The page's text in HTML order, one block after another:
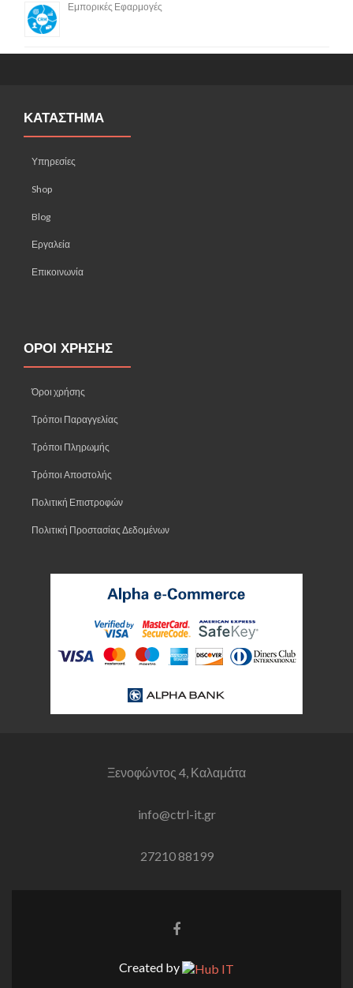
Εμπορικές Εφαρμογές
ΚΑΤΑΣΤΗΜΑ
Υπηρεσίες
Shop
Blog
Εργαλεία
Επικοινωνία
ΟΡΟΙ ΧΡΗΣΗΣ
Όροι χρήσης
Τρόποι Παραγγελίας
Τρόποι Πληρωμής
Τρόποι Αποστολής
Πολιτική Επιστροφών
Πολιτική Προστασίας Δεδομένων
Ξενοφώντος 4, Καλαμάτα
info@ctrl-it.gr
27210 88199
Σύνδεσμος
Created by